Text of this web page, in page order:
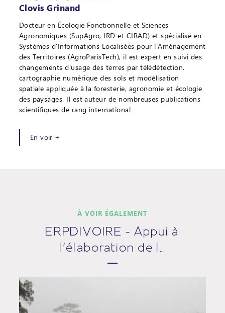
Clovis Grinand
Docteur en Écologie Fonctionnelle et Sciences
Agronomiques (SupAgro, IRD et CIRAD) et spécialisé en
Systèmes d'Informations Localisées pour l'Aménagement
des Territoires (AgroParisTech), il est expert en suivi des
changements d'usage des terres par télédétection,
cartographie numérique des sols et modélisation
spatiale appliquée à la foresterie, agronomie et écologie
des paysages. Il est auteur de nombreuses publications
scientifiques de rang international
En voir +
À VOIR ÉGALEMENT
ERPDIVOIRE - Appui à
l’élaboration de l…